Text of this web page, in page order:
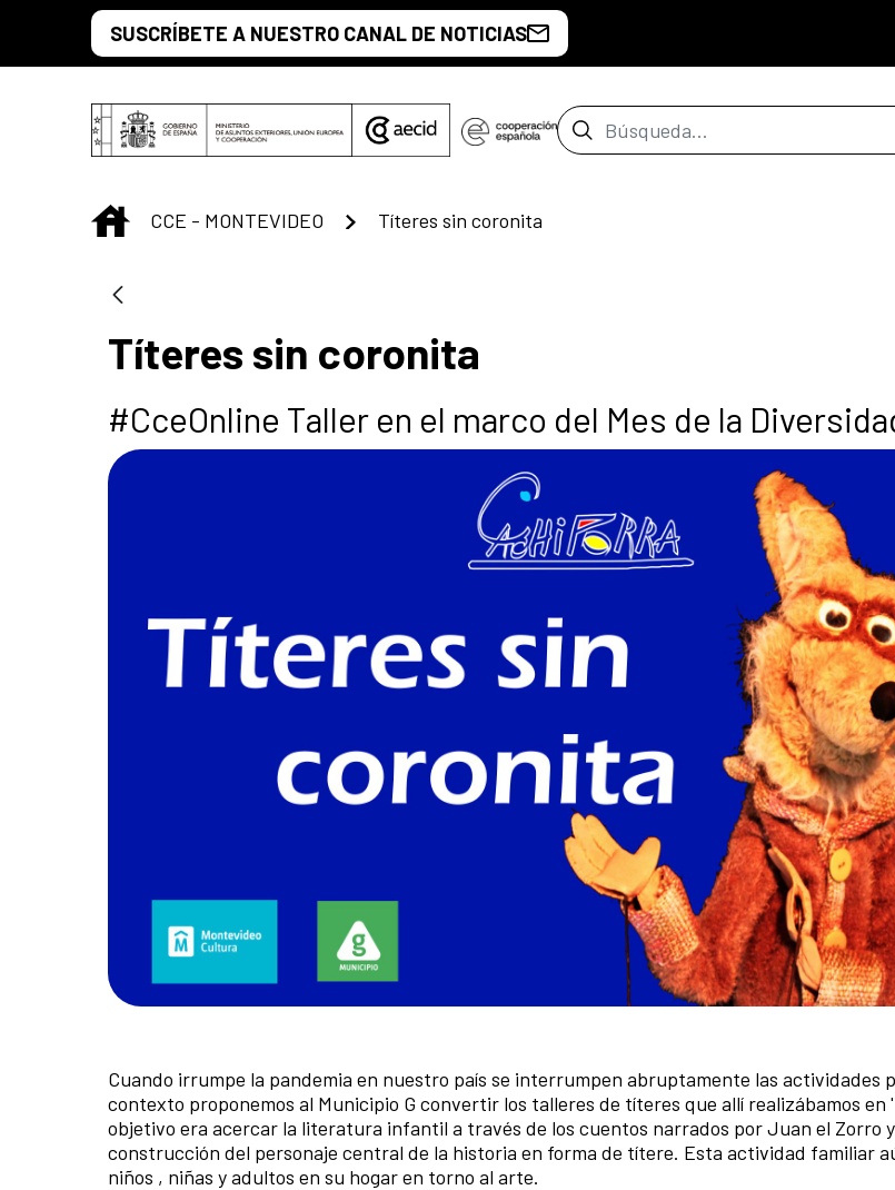
Saltar al contenido principal
SUSCRÍBETE A NUESTRO CANAL DE NOTICIAS
Barra de búsqueda
INICIO
CCE - MONTEVIDEO Títeres sin coronita
Títeres sin coronita
#CceOnline Taller en el marco del Mes de la
Cuando irrumpe la pandemia en nuestro país se interrumpen abruptamente las actividades
contexto proponemos al Municipio G convertir los talleres de títeres que allí realizábamos
objetivo era acercar la literatura infantil a través de los cuentos narrados por Juan el Zorro
construcción del personaje central de la historia en forma de títere. Esta actividad familiar
niños , niñas y adultos en su hogar en torno al arte.